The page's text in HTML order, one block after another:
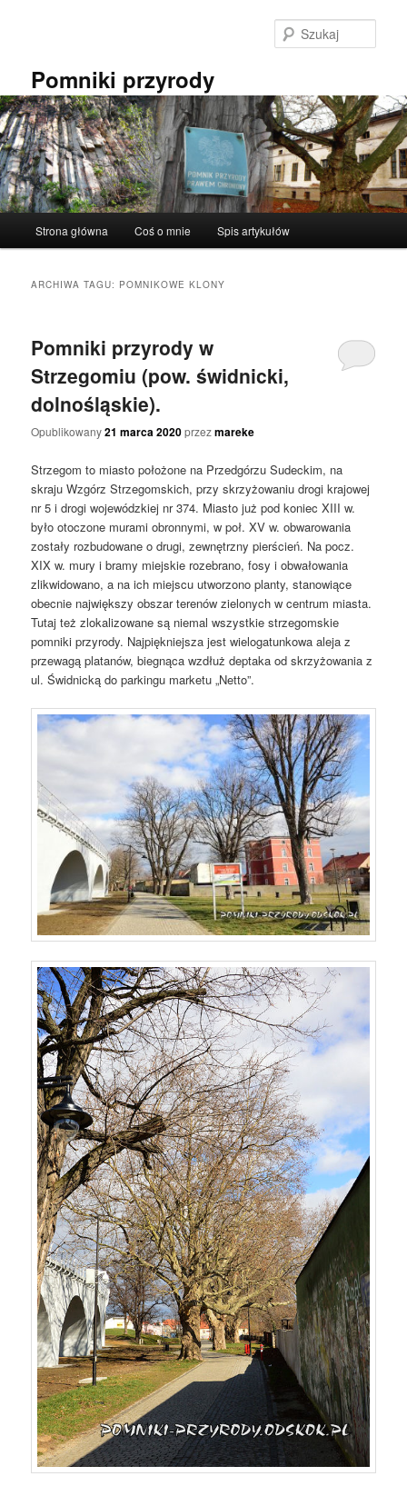
Pomniki przyrody
Strona główna Coś o mnie Spis artykułów
ARCHIWA TAGU: POMNIKOWE KLONY
Pomniki przyrody w
Strzegomiu (pow. świdnicki,
dolnośląskie).
Opublikowany21 marca 2020przezmareke
Strzegom to miasto położone na Przedgórzu Sudeckim, na
skraju Wzgórz Strzegomskich, przy skrzyżowaniu drogi krajowej
nr 5 i drogi wojewódzkiej nr 374. Miasto już pod koniec XIII w.
było otoczone murami obronnymi, w poł. XV w. obwarowania
zostały rozbudowane o drugi, zewnętrzny pierścień. Na pocz.
XIX w. mury i bramy miejskie rozebrano, fosy i obwałowania
zlikwidowano, a na ich miejscu utworzono planty, stanowiące
obecnie największy obszar terenów zielonych w centrum miasta.
Tutaj też zlokalizowane są niemal wszystkie strzegomskie
pomniki przyrody. Najpiękniejsza jest wielogatunkowa aleja z
przewagą platanów, biegnąca wzdłuż deptaka od skrzyżowania z
ul. Świdnicką do parkingu marketu „Netto”.